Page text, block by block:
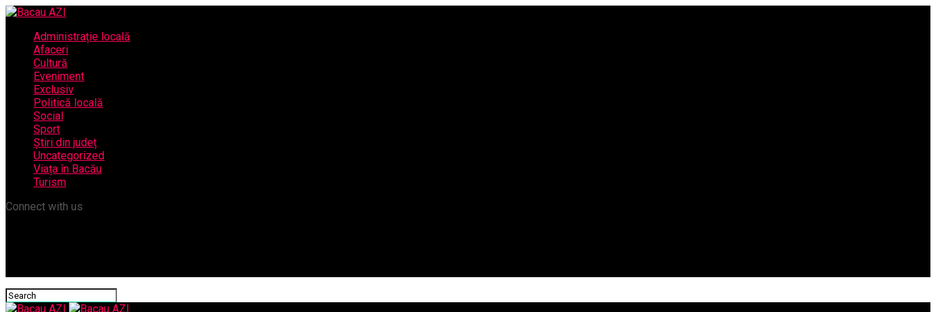
Administrație locală
Afaceri
Cultură
Eveniment
Exclusiv
Politică locală
Social
Sport
Știri din județ
Uncategorized
Viața în Bacău
Turism
Connect with us